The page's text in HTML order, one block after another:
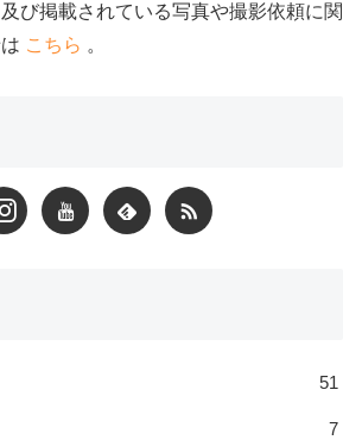
び掲載されている写真や撮影依頼に関
こちら 。
51
7